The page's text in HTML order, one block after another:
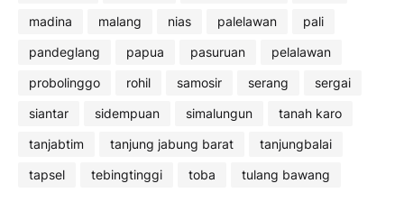
madina
malang nias palelawan
pali
pandeglang
papua pasuruan
pelalawan
probolinggo
rohil samosir serang
sergai
siantar
sidempuan simalungun
tanah karo
tanjabtim
tanjung jabung barat
tanjungbalai
tapsel
tebingtinggi toba tulang bawang